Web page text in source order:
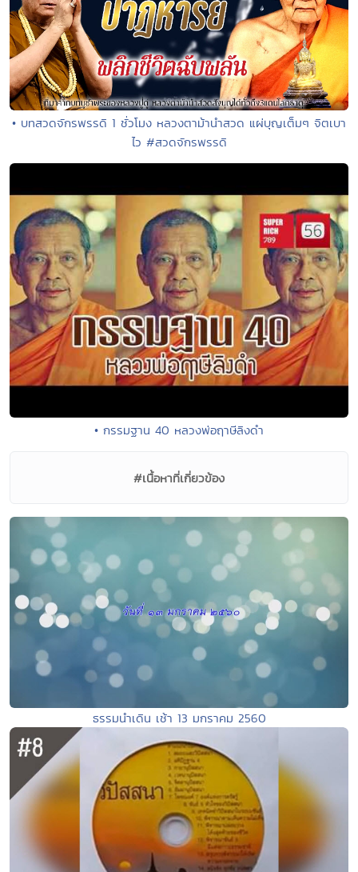
• บทสวดจักรพรรดิ 1 ชั่วโมง หลวงตาม้านำสวด แผ่บุญเต็มๆ จิตเบา
ไว #สวดจักรพรรดิ
• กรรมฐาน 40 หลวงพ่อฤาษีลิงดำ
#เนื้อหาที่เกี่ยวข้อง
ธรรมนำเดิน เช้า 13 มกราคม 2560